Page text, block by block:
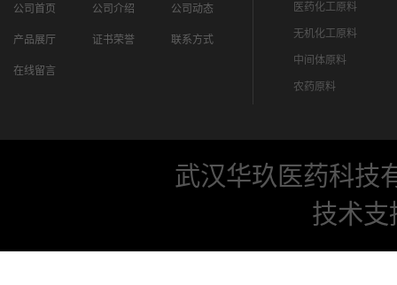
公司首页 公司介绍 公司动态
产品展厅 证书荣誉 联系方式
在线留言
医药化工原料
无机化工原料
中间体原料
农药原料
武汉华玖医药科技
技术